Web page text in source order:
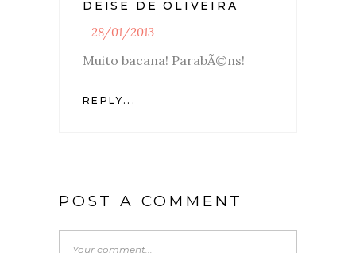
DEISE DE OLIVEIRA
28/01/2013
Muito bacana! ParabÃ©ns!
REPLY...
POST A COMMENT